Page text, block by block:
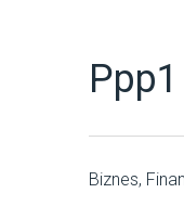
Biznes,